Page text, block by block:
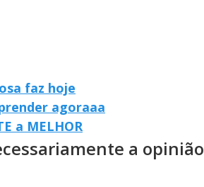
faz hoje
agoraaa
a MELHOR
a opinião